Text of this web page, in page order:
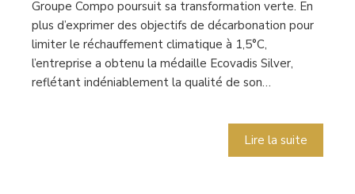
Groupe Compo poursuit sa transformation verte. En
plus d’exprimer des objectifs de décarbonation pour
limiter le réchauffement climatique à 1,5°C,
l’entreprise a obtenu la médaille Ecovadis Silver,
reflétant indéniablement la qualité de son…
Lire la suite